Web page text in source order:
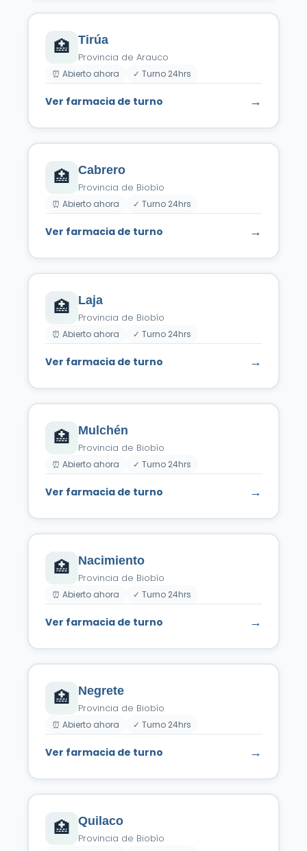
🏥 Tirúa
Provincia de Arauco
⏰ Abierto ahora ✓ Turno 24hrs
Ver farmacia de turno →
🏥 Cabrero
Provincia de Biobío
⏰ Abierto ahora ✓ Turno 24hrs
Ver farmacia de turno →
🏥 Laja
Provincia de Biobío
⏰ Abierto ahora ✓ Turno 24hrs
Ver farmacia de turno →
🏥 Mulchén
Provincia de Biobío
⏰ Abierto ahora ✓ Turno 24hrs
Ver farmacia de turno →
🏥 Nacimiento
Provincia de Biobío
⏰ Abierto ahora ✓ Turno 24hrs
Ver farmacia de turno →
🏥 Negrete
Provincia de Biobío
⏰ Abierto ahora ✓ Turno 24hrs
Ver farmacia de turno →
🏥 Quilaco
Provincia de Biobío